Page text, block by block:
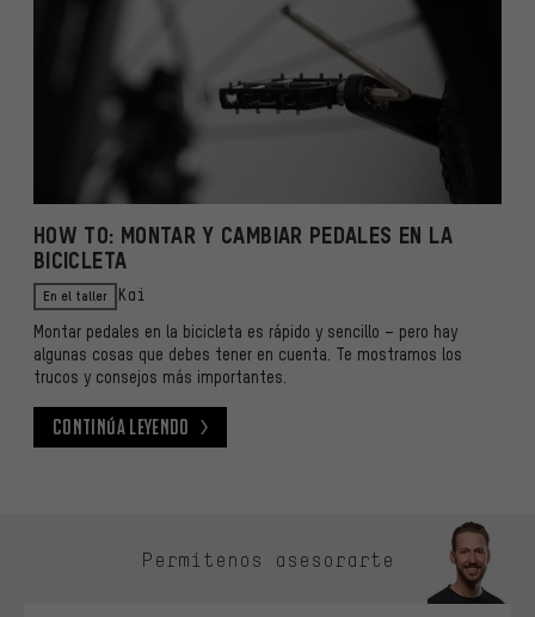
HOW TO: MONTAR Y CAMBIAR PEDALES EN LA
BICICLETA
En el taller Kai
Montar pedales en la bicicleta es rápido y sencillo – pero hay
algunas cosas que debes tener en cuenta. Te mostramos los
trucos y consejos más importantes.
Continúa leyendo
Permítenos asesorarte